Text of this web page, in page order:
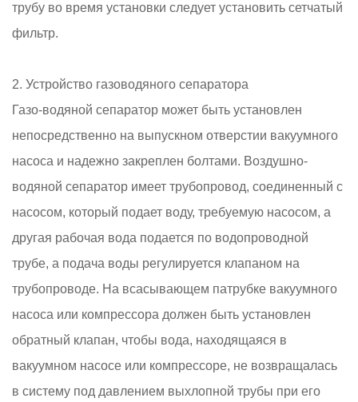
трубу во время установки следует установить сетчатый
фильтр.
2. Устройство газоводяного сепаратора
Газо-водяной сепаратор может быть установлен
непосредственно на выпускном отверстии вакуумного
насоса и надежно закреплен болтами. Воздушно-
водяной сепаратор имеет трубопровод, соединенный с
насосом, который подает воду, требуемую насосом, а
другая рабочая вода подается по водопроводной
трубе, а подача воды регулируется клапаном на
трубопроводе. На всасывающем патрубке вакуумного
насоса или компрессора должен быть установлен
обратный клапан, чтобы вода, находящаяся в
вакуумном насосе или компрессоре, не возвращалась
в систему под давлением выхлопной трубы при его